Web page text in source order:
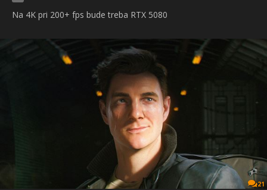
Na 4K pri 200+ fps bude treba RTX 5080
21